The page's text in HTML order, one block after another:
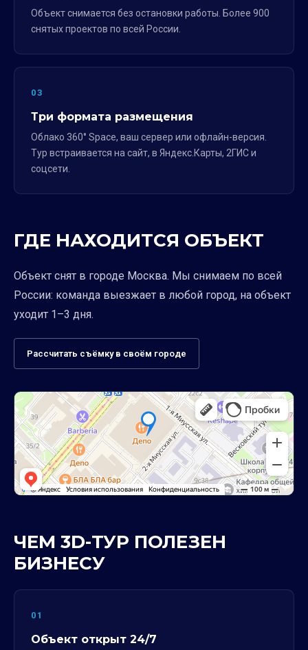
Объект снимается без остановки работы. Более 900
снятых проектов по всей России.
03
Три формата размещения
Облако 360° Space, ваш сервер или офлайн-версия.
Тур встраивается на сайт, в Яндекс.Карты, 2ГИС и
соцсети.
ГДЕ НАХОДИТСЯ ОБЪЕКТ
Объект снят в городе Москва. Мы снимаем по всей
России: команда выезжает в любой город, на объект
уходит 1–3 дня.
Рассчитать съёмку в своём городе
ЧЕМ 3D-ТУР ПОЛЕЗЕН
БИЗНЕСУ
01
Объект открыт 24/7